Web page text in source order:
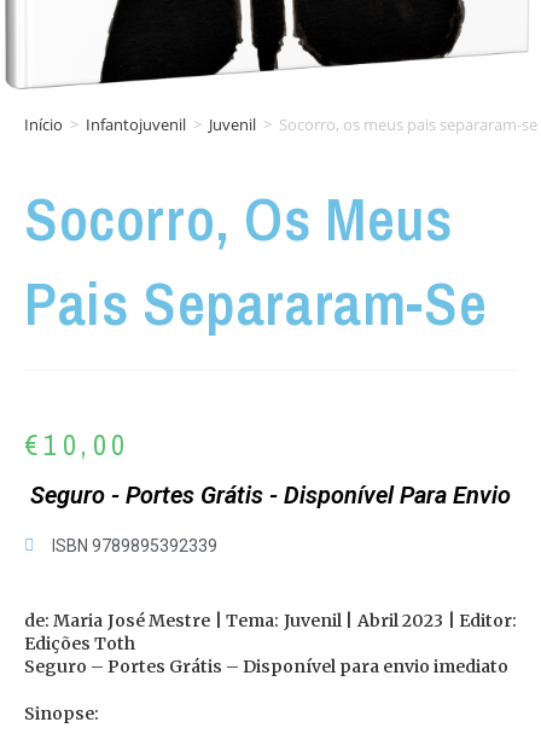
Início > Infantojuvenil > Juvenil > Socorro, os meus pais separaram-se
Socorro, Os Meus
Pais Separaram-Se
€10,00
Seguro - Portes Grátis - Disponível Para Envio
ISBN 9789895392339
de: Maria José Mestre | Tema: Juvenil | Abril 2023 | Editor:
Edições Toth
Seguro – Portes Grátis – Disponível para envio imediato
Sinopse: